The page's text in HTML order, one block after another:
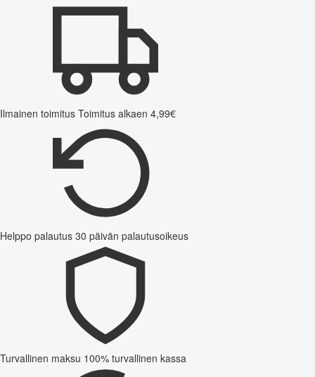
Ilmainen toimitus Toimitus alkaen 4,99€
Helppo palautus 30 päivän palautusoikeus
Turvallinen maksu 100% turvallinen kassa